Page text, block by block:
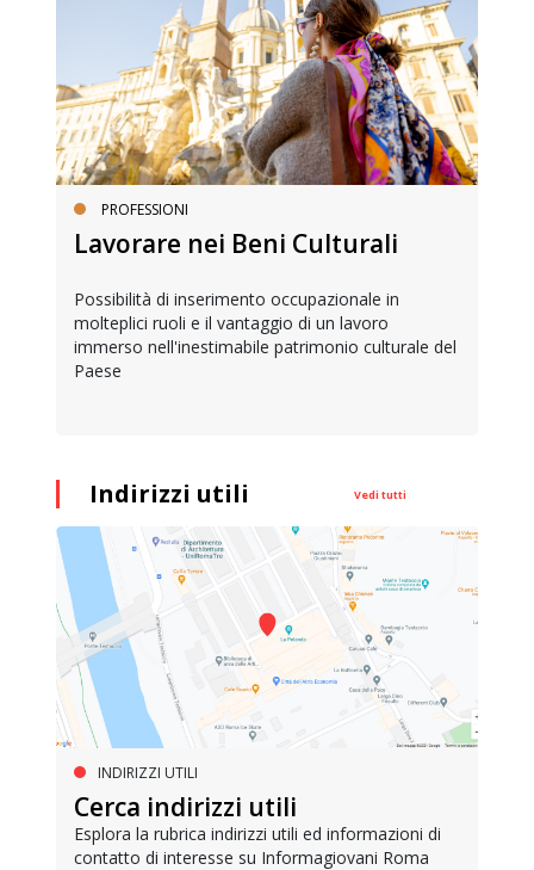
PROFESSIONI
Lavorare nei Beni Culturali
Possibilità di inserimento occupazionale in
molteplici ruoli e il vantaggio di un lavoro
immerso nell'inestimabile patrimonio culturale del
Paese
Indirizzi utili Vedi tutti
INDIRIZZI UTILI
Cerca indirizzi utili
Esplora la rubrica indirizzi utili ed informazioni di
contatto di interesse su Informagiovani Roma